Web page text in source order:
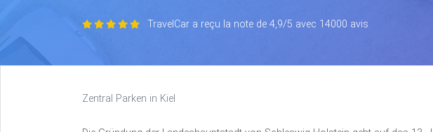
TravelCar a reçu la note de 4,9/5 avec 14000 avis
Zentral Parken in Kiel